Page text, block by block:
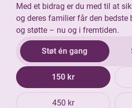
Med et bidrag er du med til at
og deres familier får den bedste
og støtte – nu og i fremtiden.
Støt én gang
150 kr
450 kr